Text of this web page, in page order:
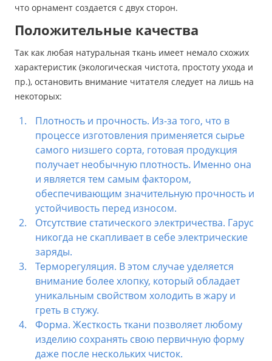
что орнамент создается с двух сторон.
Положительные качества
Так как любая натуральная ткань имеет немало схожих
характеристик (экологическая чистота, простоту ухода и
пр.), остановить внимание читателя следует на лишь на
некоторых:
Плотность и прочность. Из-за того, что в
процессе изготовления применяется сырье
самого низшего сорта, готовая продукция
получает необычную плотность. Именно она
и является тем самым фактором,
обеспечивающим значительную прочность и
устойчивость перед износом.
Отсутствие статического электричества. Гарус
никогда не скапливает в себе электрические
заряды.
Терморегуляция. В этом случае уделяется
внимание более хлопку, который обладает
уникальным свойством холодить в жару и
греть в стужу.
Форма. Жесткость ткани позволяет любому
изделию сохранять свою первичную форму
даже после нескольких чисток.